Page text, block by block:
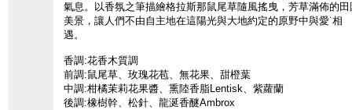
氣息。以香氛之筆描繪格拉斯那鼠尾草隨風搖曳，芳草滿佈的田
美景，讓人們不由自主地在這陽光與大地約定的原野中與愛˙相
遇。
香調:花香木質調
前調:鼠尾草、玫瑰花苞、無花果、甜橙葉
中調:柑橘茉莉花果醬、熏陸香脂Lentisk、紫蘿蘭
後調:橡樹幹、松針、龍涎香醚Ambrox